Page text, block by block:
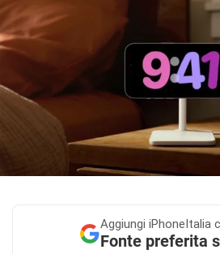
Aggiungi iPhoneItalia
Fonte preferita